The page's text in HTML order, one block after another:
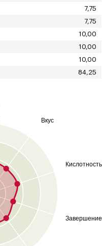
7,75
7,75
10,00
10,00
10,00
84,25
Вкус
Кислотность
Завершение